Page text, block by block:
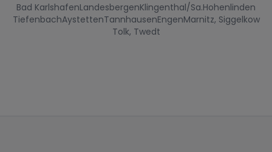
Bad KarlshafenLandesbergenKlingenthal/Sa.Hohenlinden
TiefenbachAystettenTannhausenEngenMarnitz, Siggelkow
Tolk, Twedt